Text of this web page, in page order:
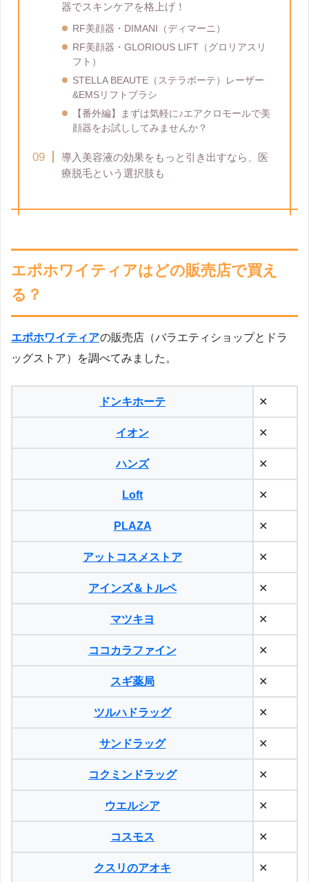
器でスキンケアを格上げ！
RF美顔器・DIMANI（ディマーニ）
RF美顔器・GLORIOUS LIFT（グロリアスリ
フト）
STELLA BEAUTE（ステラボーテ）レーザー
&EMSリフトブラシ
【番外編】まずは気軽に♪エアクロモールで美
顔器をお試ししてみませんか？
導入美容液の効果をもっと引き出すなら、医
療脱毛という選択肢も
エポホワイティアはどの販売店で買え
る？
エポホワイティアの販売店（バラエティショップとドラ
ッグストア）を調べてみました。
ドンキホーテ ✕
イオン ✕
ハンズ ✕
Loft ✕
PLAZA ✕
アットコスメストア ✕
アインズ＆トルペ ✕
マツキヨ ✕
ココカラファイン ✕
スギ薬局 ✕
ツルハドラッグ ✕
サンドラッグ ✕
コクミンドラッグ ✕
ウエルシア ✕
コスモス ✕
クスリのアオキ ✕